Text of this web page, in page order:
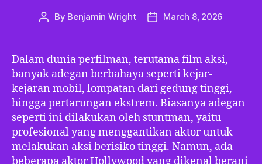
Post
By Benjamin Wright
PostMarch 8, 2026
Dalam dunia perfilman, terutama film aksi,
banyak adegan berbahaya seperti kejar-
kejaran mobil, lompatan dari gedung tinggi,
hingga pertarungan ekstrem. Biasanya adegan
seperti ini dilakukan oleh stuntman, yaitu
profesional yang menggantikan aktor untuk
melakukan aksi berisiko tinggi. Namun, ada